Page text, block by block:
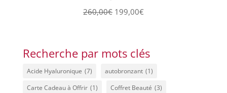
260,00€ Le
était :
199,00€Le
est :
Recherche par mots clés
Acide Hyaluronique (7) autobronzant (1)
Carte Cadeau à Offrir (1) Coffret Beauté (3)